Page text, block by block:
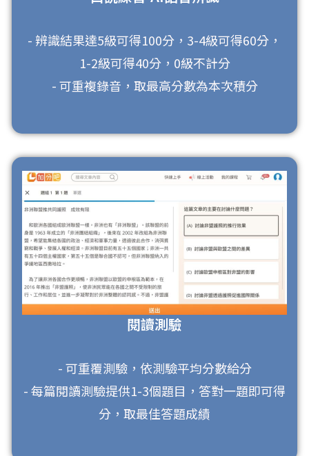
- 辨識結果達5級可得100分，3-4級可得60分，
1-2級可得40分，0級不計分
- 可重複錄音，取最高分數為本次積分
閱讀測驗
- 可重覆測驗，依測驗平均分數給分
- 每篇閱讀測驗提供1-3個題目，答對一題即可得
分，取最佳答題成績